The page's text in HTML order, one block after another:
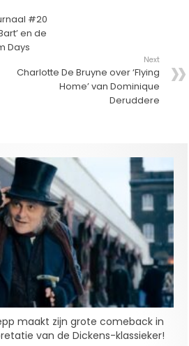
#20
en de
Days
Next
Charlotte De Bruyne over ‘Flying
Home’ van Dominique
Deruddere
maakt zijn grote comeback in
van de Dickens-klassieker!